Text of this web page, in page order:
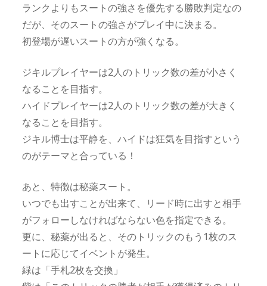
ランクよりもスートの強さを優先する勝敗判定なの
だが、そのスートの強さがプレイ中に決まる。
初登場が遅いスートの方が強くなる。
ジキルプレイヤーは2人のトリック数の差が小さく
なることを目指す。
ハイドプレイヤーは2人のトリック数の差が大きく
なることを目指す。
ジキル博士は平静を、ハイドは狂気を目指すという
のがテーマと合っている！
あと、特徴は秘薬スート。
いつでも出すことが出来て、リード時に出すと相手
がフォローしなければならない色を指定できる。
更に、秘薬が出ると、そのトリックのもう1枚のス
ートに応じてイベントが発生。
緑は「手札2枚を交換」